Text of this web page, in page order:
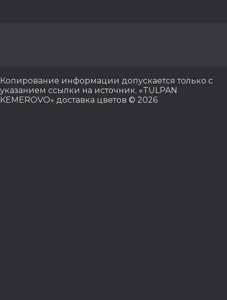
Копирование информации допускается только с
указанием ссылки на источник. «TULPAN
KEMEROVO» доставка цветов © 2026